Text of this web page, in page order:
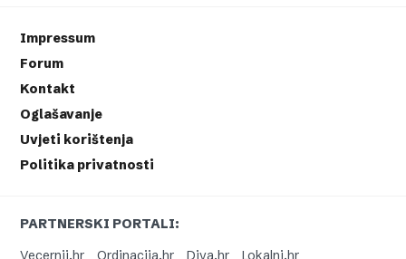
Impressum
Forum
Kontakt
Oglašavanje
Uvjeti korištenja
Politika privatnosti
PARTNERSKI PORTALI:
Vecernji.hr
Ordinacija.hr Diva.hr Lokalni.hr